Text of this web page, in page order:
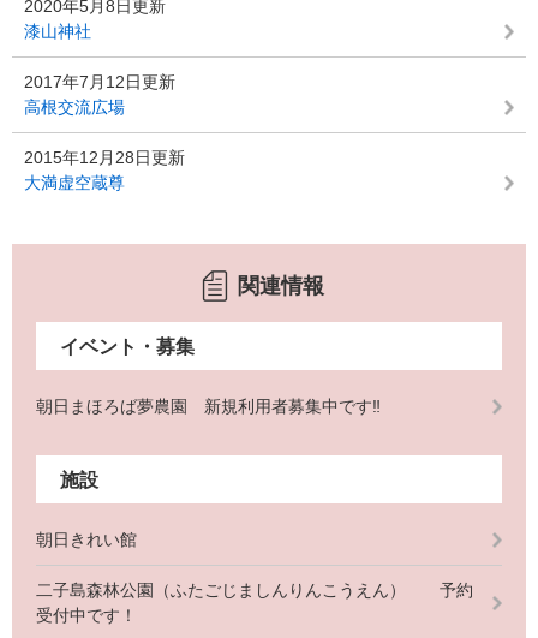
2020年5月8日更新
漆山神社
2017年7月12日更新
高根交流広場
2015年12月28日更新
大満虚空蔵尊
関連情報
イベント・募集
朝日まほろば夢農園 新規利用者募集中です‼
施設
朝日きれい館
二子島森林公園（ふたごじましんりんこうえん） 予約
受付中です！